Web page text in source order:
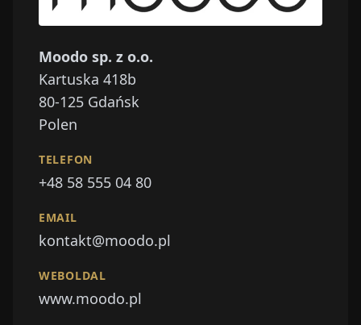
Moodo sp. z o.o.
Kartuska 418b
80-125 Gdańsk
Polen
TELEFON
+48 58 555 04 80
EMAIL
kontakt@moodo.pl
WEBOLDAL
www.moodo.pl